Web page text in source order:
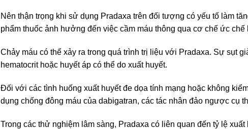
Nên thận trọng khi sử dụng Pradaxa trên đối tượng có yếu tố làm
phẩm thuốc ảnh hưởng đến việc cầm máu thông qua cơ chế ức chế
Chảy máu có thể xảy ra trong quá trình trị liệu với Pradaxa. Sự sụt
hematocrit hoặc huyết áp có thể do xuất huyết.
Đối với các tình huống xuất huyết đe dọa tính mạng hoặc không
dụng chống đông máu của dabigatran, các tác nhân đảo ngược cụ
Trong các thử nghiệm lâm sàng, Pradaxa có liên quan đến tỷ lệ